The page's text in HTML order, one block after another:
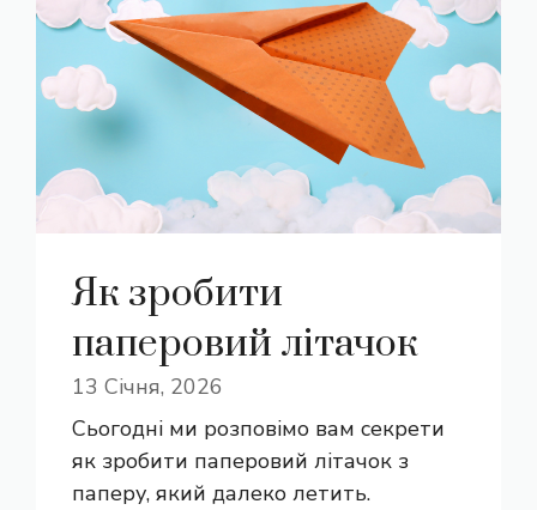
Як зробити
паперовий літачок
13 Січня, 2026
Сьогодні ми розповімо вам секрети
як зробити паперовий літачок з
паперу, який далеко летить.